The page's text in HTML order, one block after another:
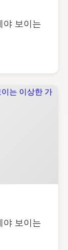
야 보이는
야 보이는